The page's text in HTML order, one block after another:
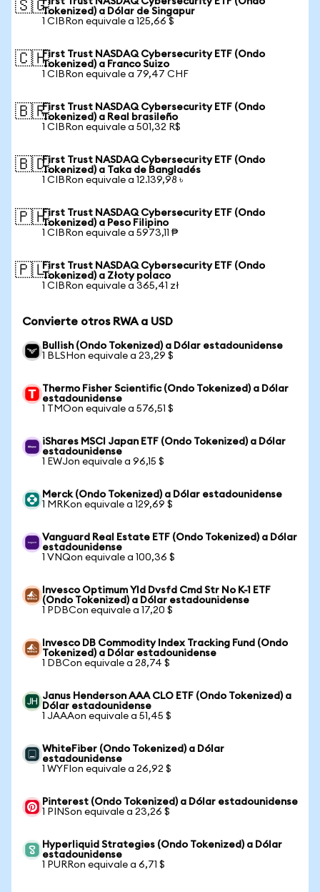
🇸🇬Tokenized) a Dólar de Singapur
1 CIBRon equivale a 125,66 $
🇨🇭First Trust NASDAQ Cybersecurity ETF (Ondo
Tokenized) a Franco Suizo
1 CIBRon equivale a 79,47 CHF
🇧🇷First Trust NASDAQ Cybersecurity ETF (Ondo
Tokenized) a Real brasileño
1 CIBRon equivale a 501,32 R$
🇧🇩First Trust NASDAQ Cybersecurity ETF (Ondo
Tokenized) a Taka de Bangladés
1 CIBRon equivale a 12.139,98 ৳
🇵🇭First Trust NASDAQ Cybersecurity ETF (Ondo
Tokenized) a Peso Filipino
1 CIBRon equivale a 5973,11 ₱
🇵🇱First Trust NASDAQ Cybersecurity ETF (Ondo
Tokenized) a Złoty polaco
1 CIBRon equivale a 365,41 zł
Convierte otros RWA a USD
Bullish (Ondo Tokenized) a Dólar estadounidense
1 BLSHon equivale a 23,29 $
Thermo Fisher Scientific (Ondo Tokenized) a Dólar
estadounidense
1 TMOon equivale a 576,51 $
iShares MSCI Japan ETF (Ondo Tokenized) a Dólar
estadounidense
1 EWJon equivale a 96,15 $
Merck (Ondo Tokenized) a Dólar estadounidense
1 MRKon equivale a 129,69 $
Vanguard Real Estate ETF (Ondo Tokenized) a Dólar
estadounidense
1 VNQon equivale a 100,36 $
Invesco Optimum Yld Dvsfd Cmd Str No K-1 ETF
(Ondo Tokenized) a Dólar estadounidense
1 PDBCon equivale a 17,20 $
Invesco DB Commodity Index Tracking Fund (Ondo
Tokenized) a Dólar estadounidense
1 DBCon equivale a 28,74 $
Janus Henderson AAA CLO ETF (Ondo Tokenized) a
Dólar estadounidense
1 JAAAon equivale a 51,45 $
WhiteFiber (Ondo Tokenized) a Dólar
estadounidense
1 WYFIon equivale a 26,92 $
Pinterest (Ondo Tokenized) a Dólar estadounidense
1 PINSon equivale a 23,26 $
Hyperliquid Strategies (Ondo Tokenized) a Dólar
estadounidense
1 PURRon equivale a 6,71 $